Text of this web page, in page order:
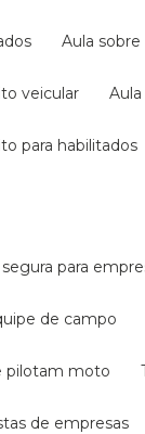
aula
veicular
para habilitados
para
de campo
pilotam moto
de empresas